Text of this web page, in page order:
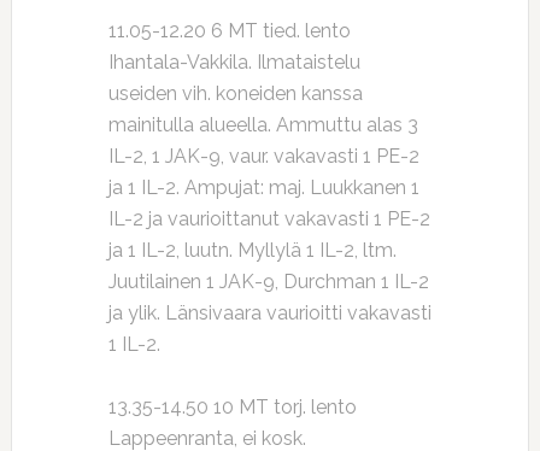
11.05-12.20 6 MT tied. lento
Ihantala-Vakkila. Ilmataistelu
useiden vih. koneiden kanssa
mainitulla alueella. Ammuttu alas 3
IL-2, 1 JAK-9, vaur. vakavasti 1 PE-2
ja 1 IL-2. Ampujat: maj. Luukkanen 1
IL-2 ja vaurioittanut vakavasti 1 PE-2
ja 1 IL-2, luutn. Myllylä 1 IL-2, ltm.
Juutilainen 1 JAK-9, Durchman 1 IL-2
ja ylik. Länsivaara vaurioitti vakavasti
1 IL-2.
13.35-14.50 10 MT torj. lento
Lappeenranta, ei kosk.